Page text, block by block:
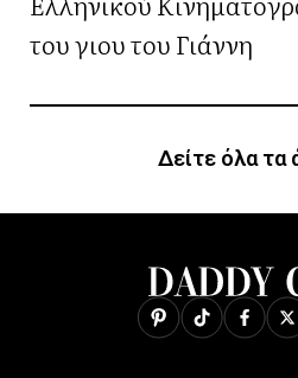
του γιου του Γιάννη
Δείτε όλα τα